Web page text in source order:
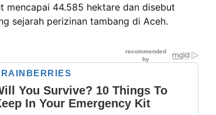
mencapai 44.585 hektare dan disebut
sejarah perizinan tambang di Aceh.